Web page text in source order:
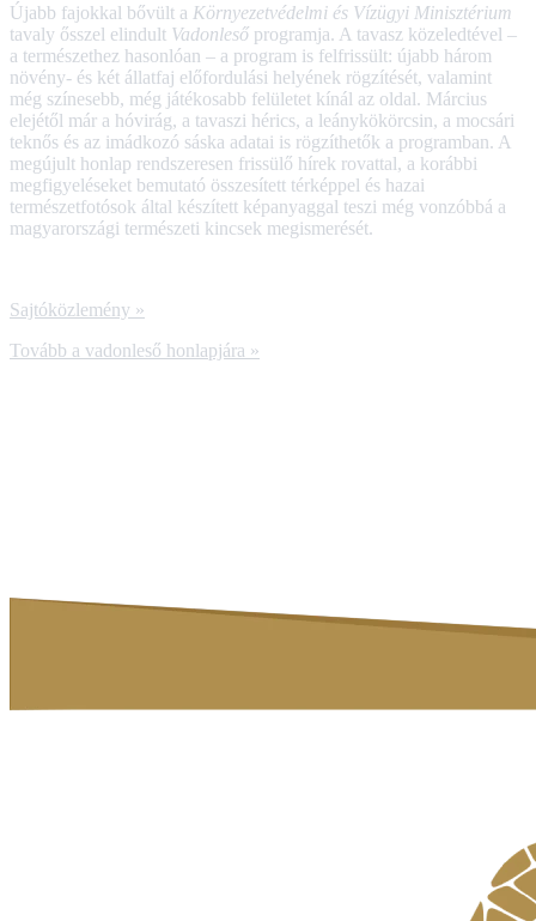
Újabb fajokkal bővült a Környezetvédelmi és Vízügyi Minisztérium
tavaly ősszel elindult Vadonleső programja. A tavasz közeledtével –
a természethez hasonlóan – a program is felfrissült: újabb három
növény- és két állatfaj előfordulási helyének rögzítését, valamint
még színesebb, még játékosabb felületet kínál az oldal. Március
elejétől már a hóvirág, a tavaszi hérics, a leánykökörcsin, a mocsári
teknős és az imádkozó sáska adatai is rögzíthetők a programban. A
megújult honlap rendszeresen frissülő hírek rovattal, a korábbi
megfigyeléseket bemutató összesített térképpel és hazai
természetfotósok által készített képanyaggal teszi még vonzóbbá a
magyarországi természeti kincsek megismerését.
Sajtóközlemény »
Tovább a vadonleső honlapjára »